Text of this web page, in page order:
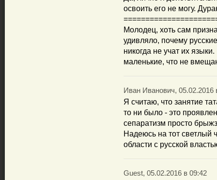
освоить его не могу.
Молодец, хоть сам
удивляло, почему
никогда не учат их
маленькие, что не
Иван Иванович, 05.02.2016
Я считаю, что занятие
то ни было - это
сепаратизм просто
Надеюсь на тот светлый
области с русской
Guest, 05.02.2016 в 09:42